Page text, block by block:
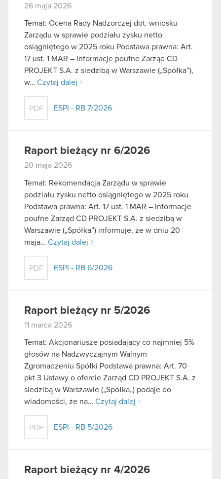
26 maja 2026
Temat: Ocena Rady Nadzorczej dot. wniosku
Zarządu w sprawie podziału zysku netto
osiągniętego w 2025 roku Podstawa prawna: Art.
17 ust. 1 MAR – informacje poufne Zarząd CD
PROJEKT S.A. z siedzibą w Warszawie („Spółka”),
w… Czytaj dalej
PDF ESPI - RB 7/2026
Raport bieżący nr 6/2026
20 maja 2026
Temat: Rekomendacja Zarządu w sprawie
podziału zysku netto osiągniętego w 2025 roku
Podstawa prawna: Art. 17 ust. 1 MAR – informacje
poufne Zarząd CD PROJEKT S.A. z siedzibą w
Warszawie („Spółka”) informuje, że w dniu 20
maja… Czytaj dalej
PDF ESPI - RB 6/2026
Raport bieżący nr 5/2026
11 marca 2026
Temat: Akcjonariusze posiadający co najmniej 5%
głosów na Nadzwyczajnym Walnym
Zgromadzeniu Spółki Podstawa prawna: Art. 70
pkt 3 Ustawy o ofercie Zarząd CD PROJEKT S.A. z
siedzibą w Warszawie („Spółka„) podaje do
wiadomości, że na… Czytaj dalej
PDF ESPI - RB 5/2026
Raport bieżący nr 4/2026